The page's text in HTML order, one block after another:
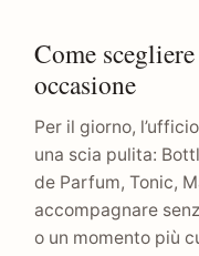
Come
occasione
Per il giorno,
una scia pulita:
de Parfum, Tonic,
accompagnare
o un momento più